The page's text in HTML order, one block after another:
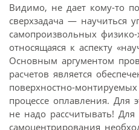
Видимо, не дает кому-то
сверхзадача — научиться
самопроизвольных
относящаяся к аспекту
Основным аргументом
расчетов является
поверхностно-
процессе оплавления. Для
не надо рассчитывать! Для
самоцентрирования